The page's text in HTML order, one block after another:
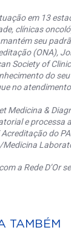
em 13
clínicas
seu
(ONA),
Society of
do
no
Medicina &
e processa
do
a Rede D’Or
TAMBÉM